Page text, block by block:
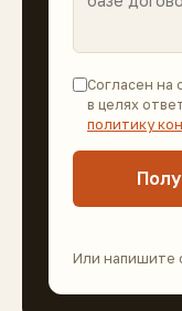
Согласен на
в целях
политику
Или напишите